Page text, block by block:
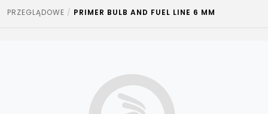
Kontakt
PRZEGLĄDOWE
PRIMER BULB AND FUEL LINE 6 MM